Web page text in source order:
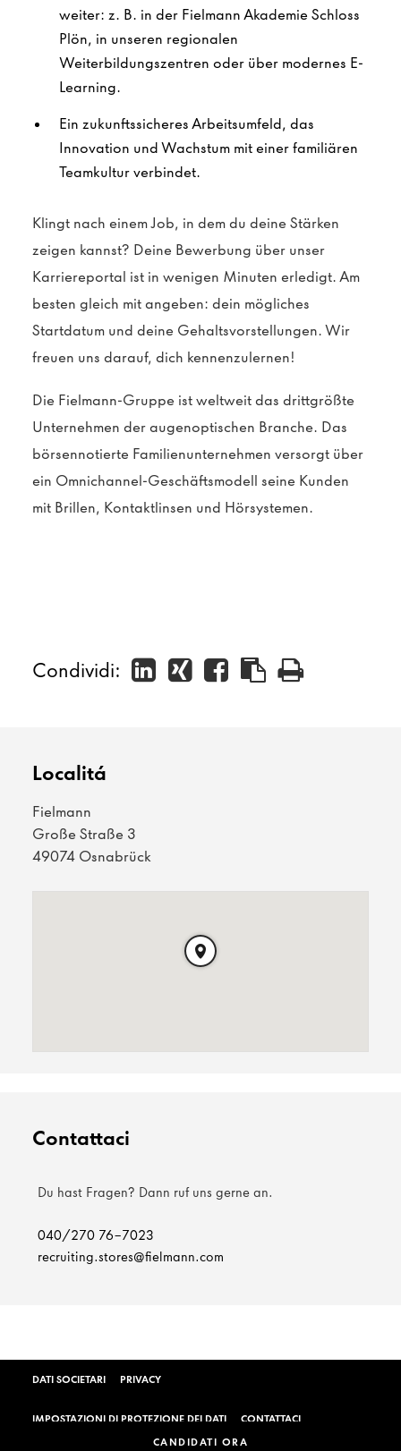
weiter: z. B. in der Fielmann Akademie Schloss
Plön, in unseren regionalen
Weiterbildungszentren oder über modernes E-
Learning.
Ein zukunftssicheres Arbeitsumfeld, das
Innovation und Wachstum mit einer familiären
Teamkultur verbindet.
Klingt nach einem Job, in dem du deine Stärken
zeigen kannst? Deine Bewerbung über unser
Karriereportal ist in wenigen Minuten erledigt. Am
besten gleich mit angeben: dein mögliches
Startdatum und deine Gehaltsvorstellungen. Wir
freuen uns darauf, dich kennenzulernen!
Die Fielmann-Gruppe ist weltweit das drittgrößte
Unternehmen der augenoptischen Branche. Das
börsennotierte Familienunternehmen versorgt über
ein Omnichannel-Geschäftsmodell seine Kunden
mit Brillen, Kontaktlinsen und Hörsystemen.
CANDIDATI ORA
Condividi:
Localitá
Fielmann
Große Straße 3
49074 Osnabrück
Contattaci
Du hast Fragen? Dann ruf uns gerne an.
040/270 76-7023
recruiting.stores@fielmann.com
DATI SOCIETARI PRIVACY
IMPOSTAZIONI DI PROTEZIONE DEI DATI CONTATTACI